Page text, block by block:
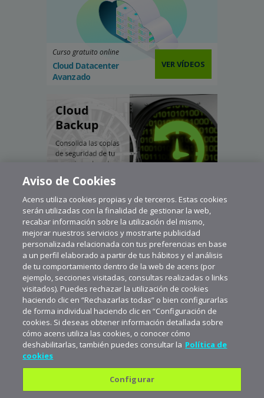
Curso gratuito online
Cloud Datacenter
Avanzado
VER VÍDEOS
Política de privacidad
Aviso de Cookies
Acens utiliza cookies propias y de terceros. Estas cookies
serán utilizadas con la finalidad de gestionar la web,
recabar información sobre la utilización del mismo,
mejorar nuestros servicios y mostrarte publicidad
personalizada relacionada con tus preferencias en base
a un perfil elaborado a partir de tus hábitos y el análisis
de tu comportamiento dentro de la web de acens (por
ejemplo, secciones visitadas, consultas realizadas o links
visitados). Puedes rechazar la utilización de cookies
haciendo clic en “Rechazarlas todas” o bien configurarlas
de forma individual haciendo clic en “Configuración de
cookies. Si deseas obtener información detallada sobre
cómo acens utiliza las cookies, o conocer cómo
deshabilitarlas, también puedes consultar la Política de
cookies
Configurar